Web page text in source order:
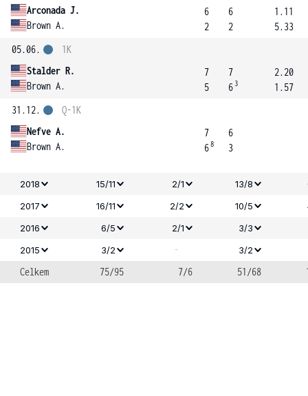
Arconada J.
Brown A.
6
2
6
2
1.11
5.33
05.06.
Stalder R.
Brown A.
1K
7
5
7
6 3
2.20
1.57
31.12.
Nefve A.
Brown A.
Q-1K
7
68
6
3
2018 15/11 2/1 13/8
2017
16/11 2/2 10/5
2016
6/5 2/1
3/3
2015
3/2 - 3/2
Celkem 75/95 7/6 51/68